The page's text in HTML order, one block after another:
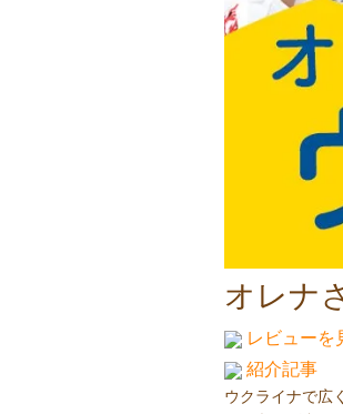
オレナ
レビューを
紹介記事
ウクライナで広